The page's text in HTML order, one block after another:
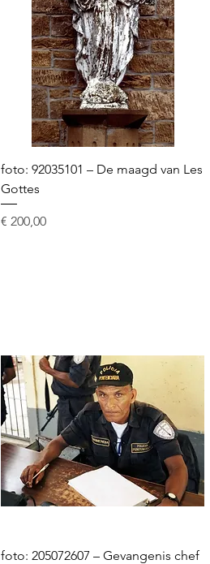
foto: 92035101 – De maagd van Les
Gottes
Prijs
€ 200,00
foto: 205072607 – Gevangenis chef